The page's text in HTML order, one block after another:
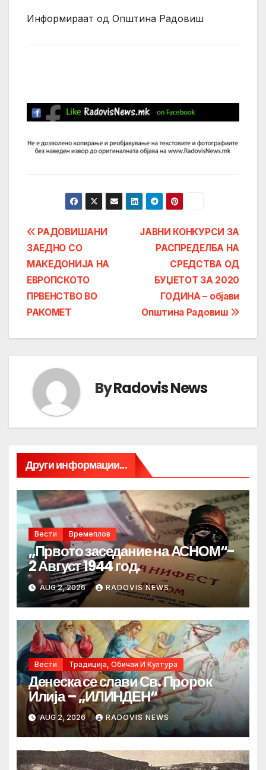
Информираат од Општина Радовиш
Post
navigation
ЈАВНИ КОНКУРСИ ЗА
РАСПРЕДЕЛБА НА
СРЕДСТВА ОД
БУЏЕТОТ ЗА 2020
ГОДИНА – објави
Општина Радовиш
РАДОВИШАНИ
ЗАЕДНО СО
МАКЕДОНИЈА НА
ЕВРОПСКОТО
ПРВЕНСТВО ВО
РАКОМЕТ
ByRadovis News
Други информации...
Вести Времеплов
„Првото заседание на АСНОМ“-
2 Август 1944 год.
AUG 2, 2026 RADOVIS NEWS
Вести Традиција, Обичаи И Култура
Денеска се слави Св. Пророк
Илија – „ИЛИНДЕН“
AUG 2, 2026 RADOVIS NEWS